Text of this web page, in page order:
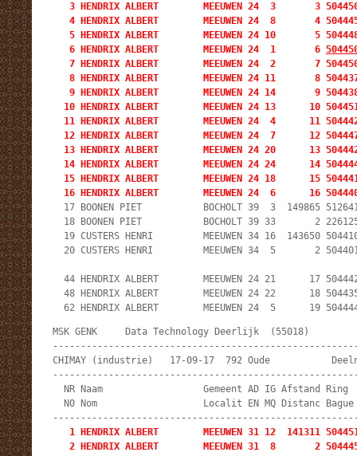
3 HENDRIX ALBERT        MEEUWEN 24  3
4 HENDRIX ALBERT        MEEUWEN 24  8
5 HENDRIX ALBERT        MEEUWEN 24 10
   6 HENDRIX ALBERT        MEEUWEN 24  1       6
7 HENDRIX ALBERT        MEEUWEN 24  2
8 HENDRIX ALBERT        MEEUWEN 24 11
9 HENDRIX ALBERT        MEEUWEN 24 14
10 HENDRIX ALBERT        MEEUWEN 24 13
11 HENDRIX ALBERT        MEEUWEN 24  4
12 HENDRIX ALBERT        MEEUWEN 24  7
13 HENDRIX ALBERT        MEEUWEN 24 20
14 HENDRIX ALBERT        MEEUWEN 24 24
15 HENDRIX ALBERT        MEEUWEN 24 18
16 HENDRIX ALBERT        MEEUWEN 24  6      16
17 BOONEN PIET           BOCHOLT 39  3
18 BOONEN PIET           BOCHOLT 39 33
19 CUSTERS HENRI         MEEUWEN 34 16
20 CUSTERS HENRI         MEEUWEN 34  5
44 HENDRIX ALBERT        MEEUWEN 24 21
48 HENDRIX ALBERT        MEEUWEN 24 22
62 HENDRIX ALBERT        MEEUWEN 24  5      19
MSK GENK     Data
CHIMAY (industrie)   17-09-17  792 Oude
NR Naam                  Gemeent AD IG
N0 Nom                   Localit EN MQ
1 HENDRIX ALBERT        MEEUWEN 31 12
2 HENDRIX ALBERT        MEEUWEN 31  8